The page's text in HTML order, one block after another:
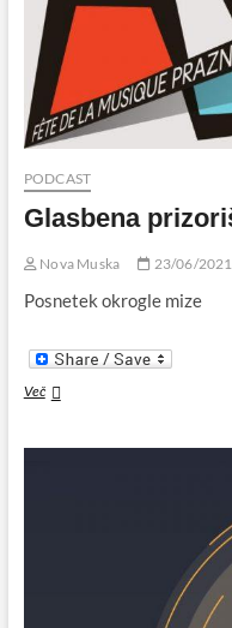
PODCAST
Glasbena
Nova Muska 23/06/2021
Posnetek okrogle mize
VečGlasbena